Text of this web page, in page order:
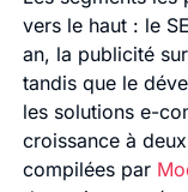
vers le haut : le
an, la publicité
tandis que le
les solutions e-
croissance à
compilées par